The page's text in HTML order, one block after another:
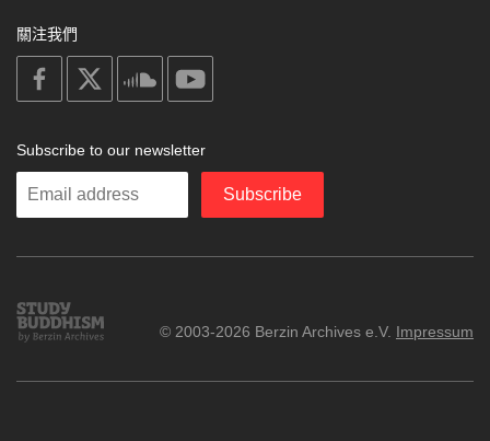
關注我們
on
facebook
soundcloud
Subscribe to our newsletter
Enter
Subscribe
Study
Buddhism
© 2003-2026 Berzin Archives e.V. Impressum